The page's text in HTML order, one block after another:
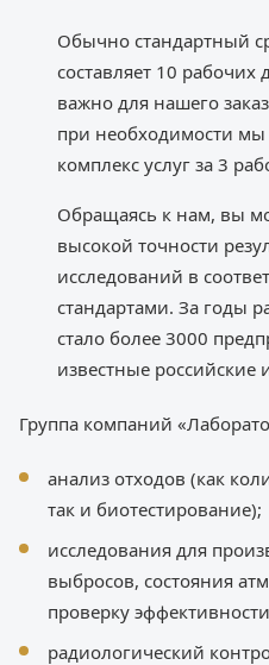
Обычно стандартный
составляет 10
важно для нашего
при необходимости
комплекс услуг за 3
Обращаясь к нам, вы
высокой точности
исследований в
стандартами. За годы
стало более 3000
известные
Группа компаний
анализ отходов (как
так и биотестирование);
исследования для
выбросов, состояния
проверку
радиологический